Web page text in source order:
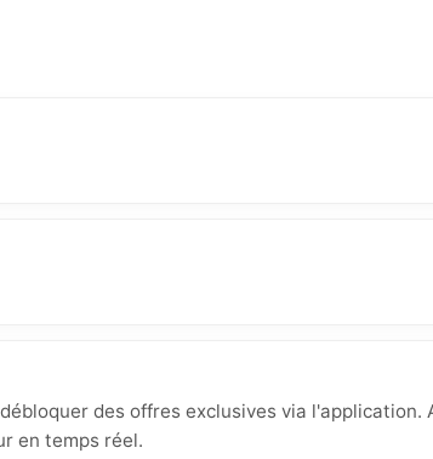
des offres exclusives via l'application.
en temps réel.